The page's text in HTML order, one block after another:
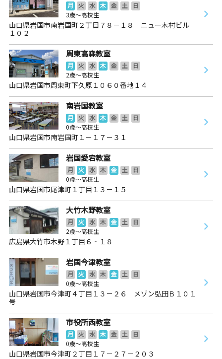
月 火 水 木 金 土
日
3歳～高校生
山口県岩国市南岩国町２丁目７８－１８ ニュー木村ビル
１０２
周東高森教室
月 火 水 木 金 土
日
2歳～高校生
山口県岩国市周東町下久原１０６０番地１４
南岩国教室
月 火 水 木 金 土
日
0歳～高校生
山口県岩国市南岩国町１－１７－３１
岩国愛宕教室
月 火 水 木 金 土
日
0歳～高校生
山口県岩国市尾津町１丁目１３－１５
大竹木野教室
月 火 水 木 金 土
日
2歳～高校生
広島県大竹市木野１丁目６‐１８
岩国今津教室
月 火 水 木 金 土
日
0歳～高校生
山口県岩国市今津町４丁目１３－２６ メゾン弘田Ｂ１０１
号
市役所西教室
月 火 水 木 金 土
日
0歳～高校生
山口県岩国市今津町２丁目１７－２７－２０３